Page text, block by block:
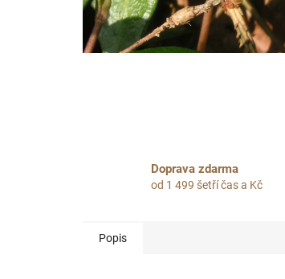
Doprava zdarma
od 1 499 šetří čas a Kč
Popis